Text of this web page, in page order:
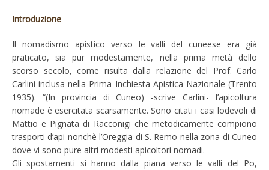
Introduzione
Il nomadismo apistico verso le valli del cuneese era già
praticato, sia pur modestamente, nella prima metà dello
scorso secolo, come risulta dalla relazione del Prof. Carlo
Carlini inclusa nella Prima Inchiesta Apistica Nazionale (Trento
1935). “(In provincia di Cuneo) -scrive Carlini- l’apicoltura
nomade è esercitata scarsamente. Sono citati i casi lodevoli di
Mattio e Pignata di Racconigi che metodicamente compiono
trasporti d’api nonchè l’Oreggia di S. Remo nella zona di Cuneo
dove vi sono pure altri modesti apicoltori nomadi.
Gli spostamenti si hanno dalla piana verso le valli del Po,